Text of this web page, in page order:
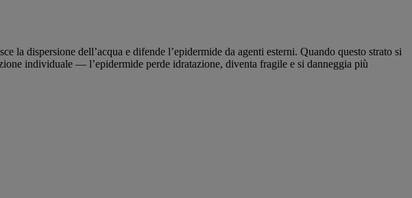
la dispersione dell’acqua e difende l’epidermide da agenti esterni. Quando questo strato si
individuale — l’epidermide perde idratazione, diventa fragile e si danneggia più